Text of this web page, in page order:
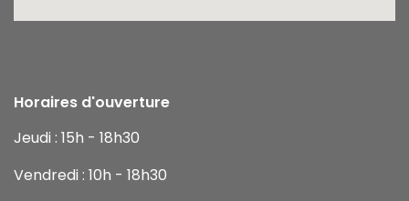
Horaires d'ouverture
Jeudi : 15h - 18h30
Vendredi : 10h - 18h30